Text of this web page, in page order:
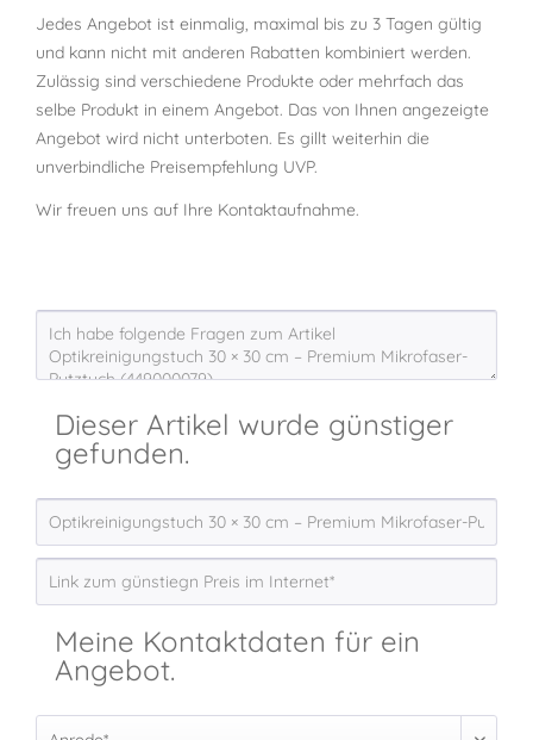
Jedes Angebot ist einmalig, maximal bis zu 3 Tagen gültig
und kann nicht mit anderen Rabatten kombiniert werden.
Zulässig sind verschiedene Produkte oder mehrfach das
selbe Produkt in einem Angebot. Das von Ihnen angezeigte
Angebot wird nicht unterboten. Es gillt weiterhin die
unverbindliche Preisempfehlung UVP.
Wir freuen uns auf Ihre Kontaktaufnahme.
Dieser Artikel wurde günstiger
gefunden.
Meine Kontaktdaten für ein
Angebot.